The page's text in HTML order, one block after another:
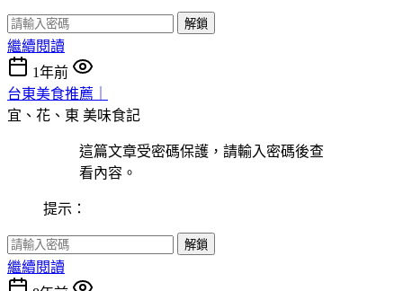
解鎖
繼續閱讀
1年前
台東美食推薦｜
宜、花、東 美味食記
這篇文章受密碼保護，請輸入密碼後查
看內容。
提示：
解鎖
繼續閱讀